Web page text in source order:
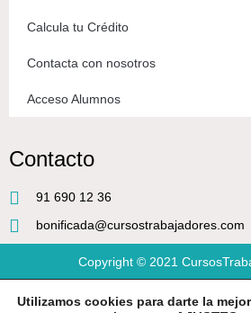
Calcula tu Crédito
Contacta con nosotros
Acceso Alumnos
Contacto
91 690 12 36
bonificada@cursostrabajadores.com
Copyright © 2021
Utilizamos cookies para darte la